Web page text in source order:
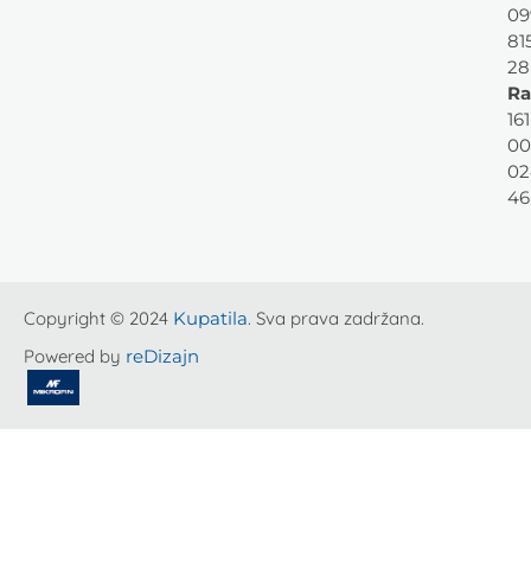
28
46
Copyright © 2024 Kupatila. Sva prava zadržana.
Powered by reDizajn